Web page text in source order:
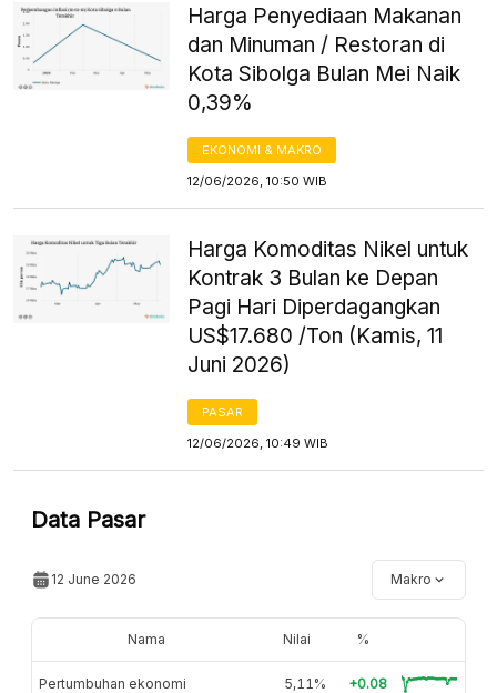
Harga Penyediaan Makanan
dan Minuman / Restoran di
Kota Sibolga Bulan Mei Naik
0,39%
EKONOMI & MAKRO
12/06/2026, 10:50 WIB
Harga Komoditas Nikel untuk
Kontrak 3 Bulan ke Depan
Pagi Hari Diperdagangkan
US$17.680 /Ton (Kamis, 11
Juni 2026)
PASAR
12/06/2026, 10:49 WIB
Data Pasar
12 June 2026 Makro
Nama Nilai %
Pertumbuhan ekonomi 5,11% +0.08